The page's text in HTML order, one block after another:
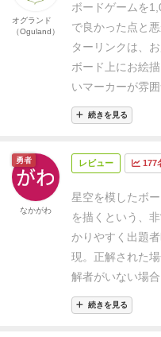
も何とか当てて
ルのためか、あ
が描いても蛭子
まい、笑いが絶
必要のない、気
い。何を描いた
る大きさの星座
鏡で天体観測を
リなんですかねぇ
なると終了にな
るのですが、星
と、そんなのど
ムです。七夕の
ボードゲームを
で良かった点と
ターリンクは、
ボード上にお絵
いマーカーが雰
星を直線で繋ぐ
なくても楽しめる
止まってしまう
（Recommended
（With kids）
なゲームの流れ
い！
続きを見る
オグランド
（Oguland）
レビュー 177
星空を模したボ
を描くという、
かりやすく 出題者
現。正解された
解者がいない場
に解答、間違え
場合、お題カード
続きを見る
勇者
なかがわ